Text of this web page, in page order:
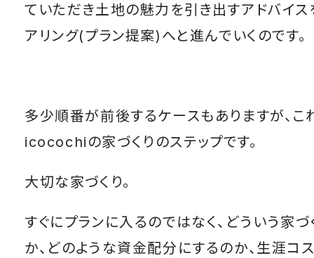
ていただき土地の魅力を引き出すアドバイス
アリング(プラン提案)へと進んでいくのです。
多少順番が前後するケースもありますが、こ
icocochiの家づくりのステップです。
大切な家づくり。
すぐにプランに入るのではなく、どういう家
か、どのような資金配分にするのか、生涯コ